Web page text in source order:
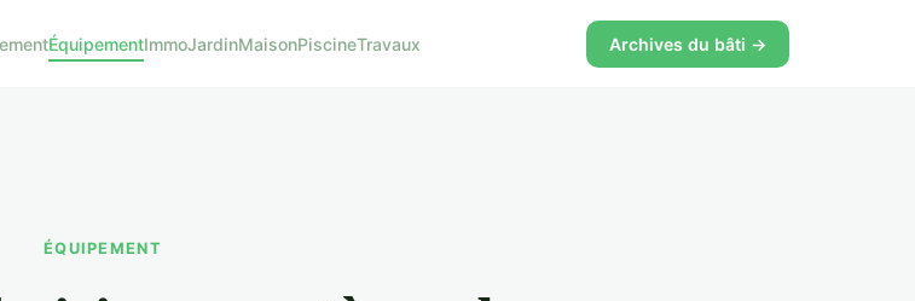
ÉquipementImmoJardinMaisonPiscineTravaux Archives du bâti →
ÉQUIPEMENT